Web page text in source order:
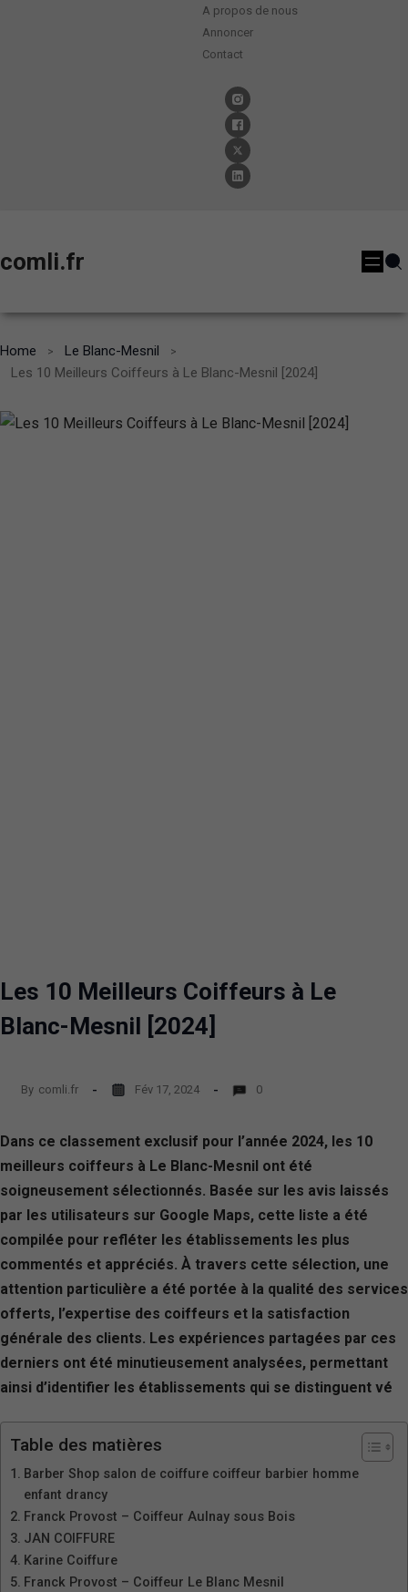
A propos de nous
Annoncer
Contact
comli.fr
Home
Le Blanc-Mesnil
Les 10 Meilleurs Coiffeurs à Le Blanc-Mesnil [2024]
Les 10 Meilleurs Coiffeurs à Le
Blanc-Mesnil [2024]
By comli.fr Fév 17, 2024 0
Dans ce classement exclusif pour l’année 2024, les 10
meilleurs coiffeurs à Le Blanc-Mesnil ont été
soigneusement sélectionnés. Basée sur les avis laissés
par les utilisateurs sur Google Maps, cette liste a été
compilée pour refléter les établissements les plus
commentés et appréciés. À travers cette sélection, une
attention particulière a été portée à la qualité des services
offerts, l’expertise des coiffeurs et la satisfaction
générale des clients. Les expériences partagées par ces
derniers ont été minutieusement analysées, permettant
ainsi d’identifier les établissements qui se distinguent vé
Table des matières
Barber Shop salon de coiffure coiffeur barbier homme
enfant drancy
Franck Provost – Coiffeur Aulnay sous Bois
JAN COIFFURE
Karine Coiffure
Franck Provost – Coiffeur Le Blanc Mesnil